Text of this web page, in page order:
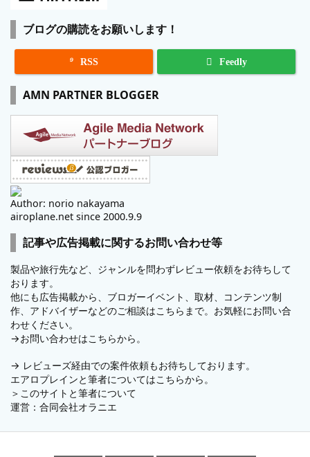
ブログの購読をお願いします！
 RSS Feedly
AMN PARTNER BLOGGER
Author: norio nakayama
airoplane.net since 2000.9.9
記事や広告掲載に関するお問い合わせ等
製品や旅行先など、ジャンルを問わずレビュー依頼をお待ちして
おります。
他にも広告掲載から、ブロガーイベント、取材、コンテンツ制
作、アドバイザーなどのご相談はこちらまで。お気軽にお問い合
わせください。
→お問い合わせはこちらから。
→ レビューズ経由での案件依頼もお待ちしております。
エアロプレインと筆者についてはこちらから。
＞ このサイトと筆者について
運営： 合同会社オラニエ